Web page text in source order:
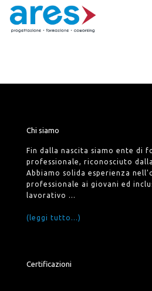
Chi siamo
Fin dalla nascita siamo ente di
professionale, riconosciuto
Abbiamo solida esperienza
professionale ai giovani ed
lavorativo ...
(leggi tutto...)
Certificazioni